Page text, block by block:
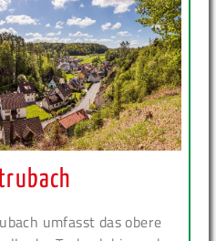
umfasst das obere